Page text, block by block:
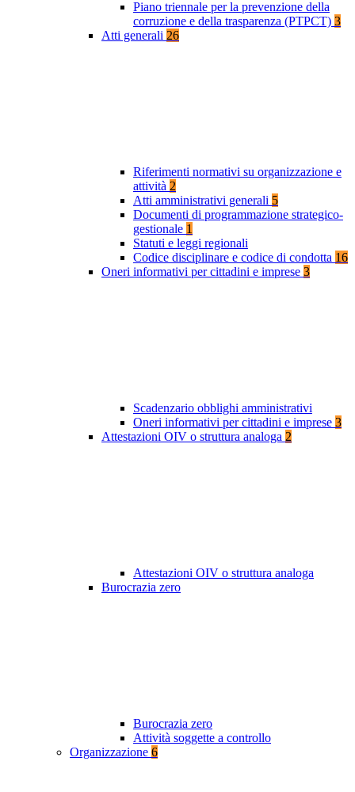
Piano triennale per la prevenzione della
corruzione e della trasparenza (PTPCT) 3
Atti generali 26
Riferimenti normativi su organizzazione e
attività 2
Atti amministrativi generali 5
Documenti di programmazione strategico-
gestionale 1
Statuti e leggi regionali
Codice disciplinare e codice di condotta 16
Oneri informativi per cittadini e imprese 3
Scadenzario obblighi amministrativi
Oneri informativi per cittadini e imprese 3
Attestazioni OIV o struttura analoga 2
Attestazioni OIV o struttura analoga
Burocrazia zero
Burocrazia zero
Attività soggette a controllo
Organizzazione 6